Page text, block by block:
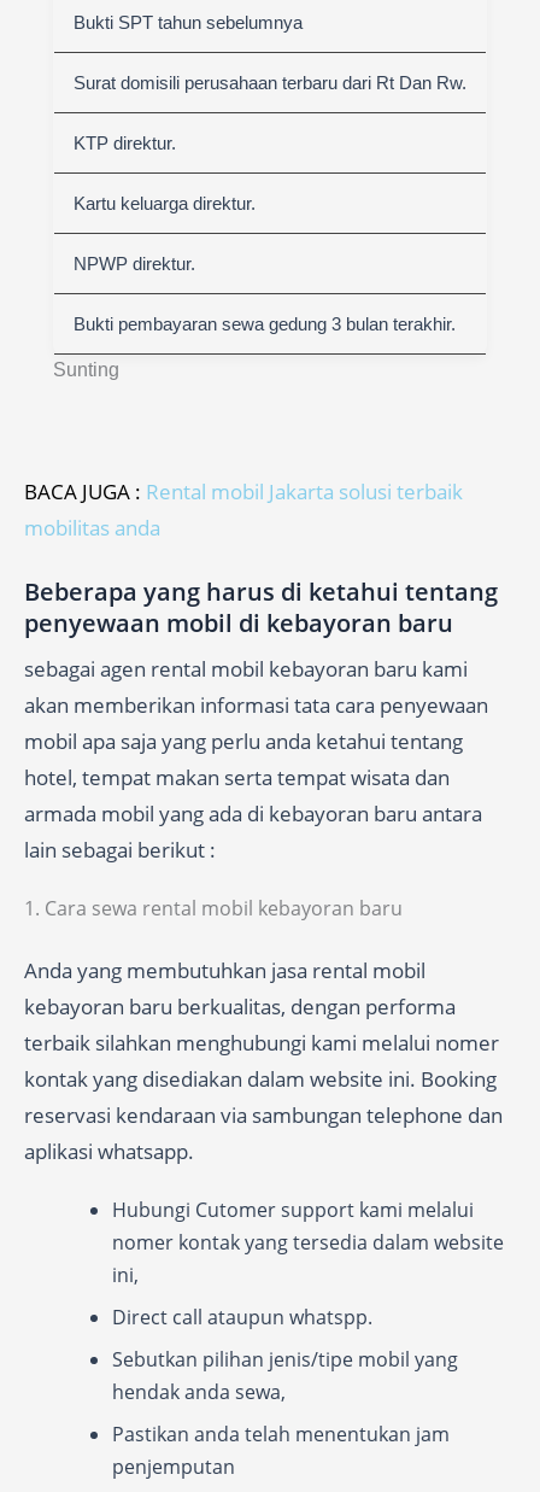
Sunting
Bukti SPT tahun sebelumnya
Surat domisili perusahaan terbaru dari Rt Dan Rw.
KTP direktur.
Kartu keluarga direktur.
NPWP direktur.
Bukti pembayaran sewa gedung 3 bulan terakhir.
BACA JUGA : Rental mobil Jakarta solusi terbaik
mobilitas anda
Beberapa yang harus di ketahui tentang
penyewaan mobil di kebayoran baru
sebagai agen rental mobil kebayoran baru kami
akan memberikan informasi tata cara penyewaan
mobil apa saja yang perlu anda ketahui tentang
hotel, tempat makan serta tempat wisata dan
armada mobil yang ada di kebayoran baru antara
lain sebagai berikut :
1. Cara sewa rental mobil kebayoran baru
Anda yang membutuhkan jasa rental mobil
kebayoran baru berkualitas, dengan performa
terbaik silahkan menghubungi kami melalui nomer
kontak yang disediakan dalam website ini. Booking
reservasi kendaraan via sambungan telephone dan
aplikasi whatsapp.
Hubungi Cutomer support kami melalui
nomer kontak yang tersedia dalam website
ini,
Direct call ataupun whatspp.
Sebutkan pilihan jenis/tipe mobil yang
hendak anda sewa,
Pastikan anda telah menentukan jam
penjemputan